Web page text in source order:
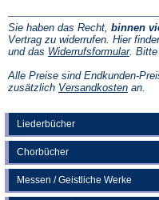
Liederbücher
Chorbücher
Messen / Geistliche Werke
Sie haben das Recht, binnen
Vertrag zu widerrufen. Hier
und das Widerrufsformular(Öffnet
einem
neuen
. Bitte
Alle Preise sind Endkunden-
zusätzlich Versandkosten(Öffnet
an.